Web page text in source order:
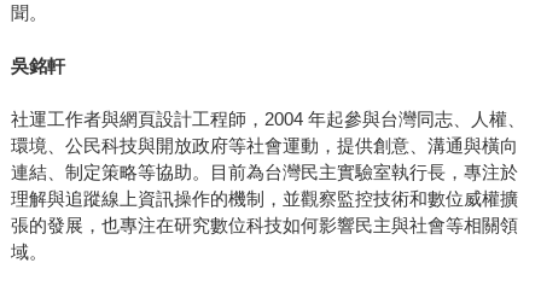
聞。
吳銘軒
社運工作者與網頁設計工程師，2004 年起參與台灣同志、人權、
環境、公民科技與開放政府等社會運動，提供創意、溝通與橫向
連結、制定策略等協助。目前為台灣民主實驗室執行長，專注於
理解與追蹤線上資訊操作的機制，並觀察監控技術和數位威權擴
張的發展，也專注在研究數位科技如何影響民主與社會等相關領
域。